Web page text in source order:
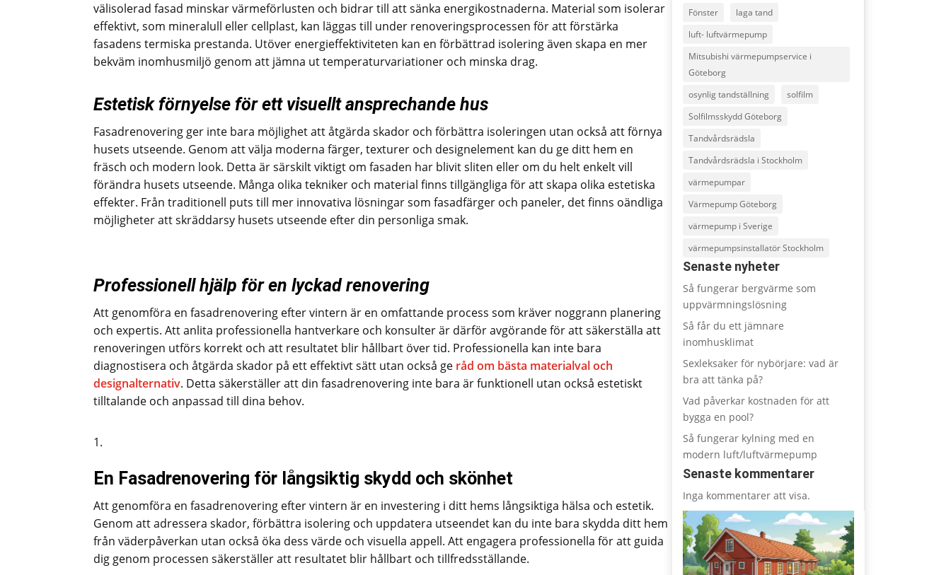
välisolerad fasad minskar värmeförlusten och bidrar till att sänka energikostnaderna. Material som isolerar
effektivt, som mineralull eller cellplast, kan läggas till under renoveringsprocessen för att förstärka
fasadens termiska prestanda. Utöver energieffektiviteten kan en förbättrad isolering även skapa en mer
bekväm inomhusmiljö genom att jämna ut temperaturvariationer och minska drag.
Estetisk förnyelse för ett visuellt ansprechande hus
Fasadrenovering ger inte bara möjlighet att åtgärda skador och förbättra isoleringen utan också att förnya
husets utseende. Genom att välja moderna färger, texturer och designelement kan du ge ditt hem en
fräsch och modern look. Detta är särskilt viktigt om fasaden har blivit sliten eller om du helt enkelt vill
förändra husets utseende. Många olika tekniker och material finns tillgängliga för att skapa olika estetiska
effekter. Från traditionell puts till mer innovativa lösningar som fasadfärger och paneler, det finns oändliga
möjligheter att skräddarsy husets utseende efter din personliga smak.
Professionell hjälp för en lyckad renovering
Att genomföra en fasadrenovering efter vintern är en omfattande process som kräver noggrann planering
och expertis. Att anlita professionella hantverkare och konsulter är därför avgörande för att säkerställa att
renoveringen utförs korrekt och att resultatet blir hållbart över tid. Professionella kan inte bara
diagnostisera och åtgärda skador på ett effektivt sätt utan också ge råd om bästa materialval och
designalternativ. Detta säkerställer att din fasadrenovering inte bara är funktionell utan också estetiskt
tilltalande och anpassad till dina behov.
En Fasadrenovering för långsiktig skydd och skönhet
Att genomföra en fasadrenovering efter vintern är en investering i ditt hems långsiktiga hälsa och estetik.
Genom att adressera skador, förbättra isolering och uppdatera utseendet kan du inte bara skydda ditt hem
från väderpåverkan utan också öka dess värde och visuella appell. Att engagera professionella för att guida
dig genom processen säkerställer att resultatet blir hållbart och tillfredsställande.
Fönster
laga tand
luft- luftvärmepump
Mitsubishi värmepumpservice i
Göteborg
osynlig tandställning
solfilm
Solfilmsskydd Göteborg
Tandvårdsrädsla
Tandvårdsrädsla i Stockholm
värmepumpar
Värmepump Göteborg
värmepump i Sverige
värmepumpsinstallatör Stockholm
Senaste nyheter
Så fungerar bergvärme som
uppvärmningslösning
Så får du ett jämnare
inomhusklimat
Sexleksaker för nybörjare: vad är
bra att tänka på?
Vad påverkar kostnaden för att
bygga en pool?
Så fungerar kylning med en
modern luft/luftvärmepump
Senaste kommentarer
Inga kommentarer att visa.